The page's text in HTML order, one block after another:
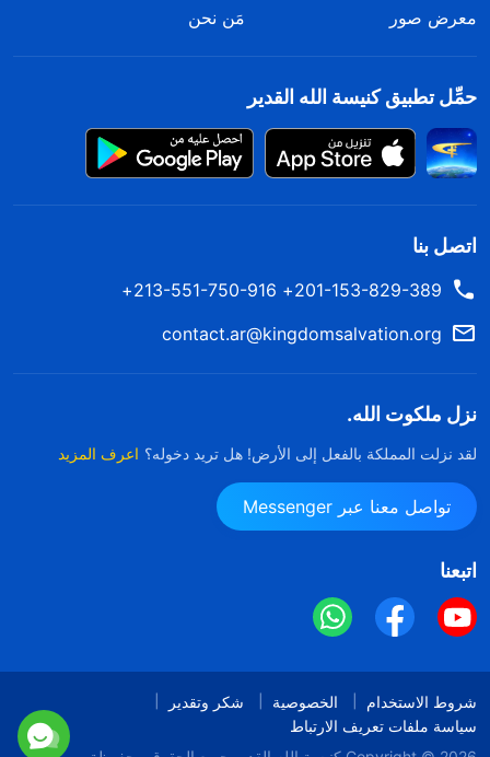
معرض صور
مَن نحن
حمِّل تطبيق كنيسة الله القدير
اتصل بنا
201-153-829-389+ 213-551-750-916+
contact.ar@kingdomsalvation.org
نزل ملكوت الله.
لقد نزلت المملكة بالفعل إلى الأرض! هل تريد دخوله؟ اعرف المزيد
تواصل معنا عبر Messenger
اتبعنا
شروط الاستخدام الخصوصية
شكر وتقدير
سياسة ملفات تعريف الارتباط